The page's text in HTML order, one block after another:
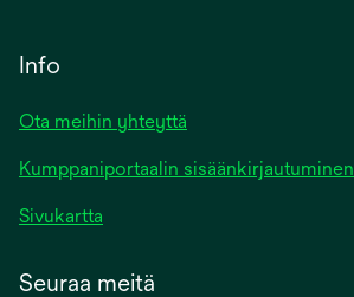
Info
Ota meihin yhteyttä
Kumppaniportaalin sisäänkirjautuminen
Sivukartta
Seuraa meitä